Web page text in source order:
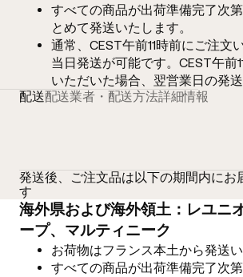
すべての商品が出荷準備完了次
とめて発送いたします。
通常、CEST午前11時前にご注文
当日発送が可能です。CEST午前
いただいた場合、翌営業日の発送
配送配送業者・配送方法詳細情報
発送後、ご注文品は以下の期間内にお
す
海外県および海外領土：レユニ
ープ、マルティニーク
お荷物はフランス本土から発送い
すべての商品が出荷準備完了次